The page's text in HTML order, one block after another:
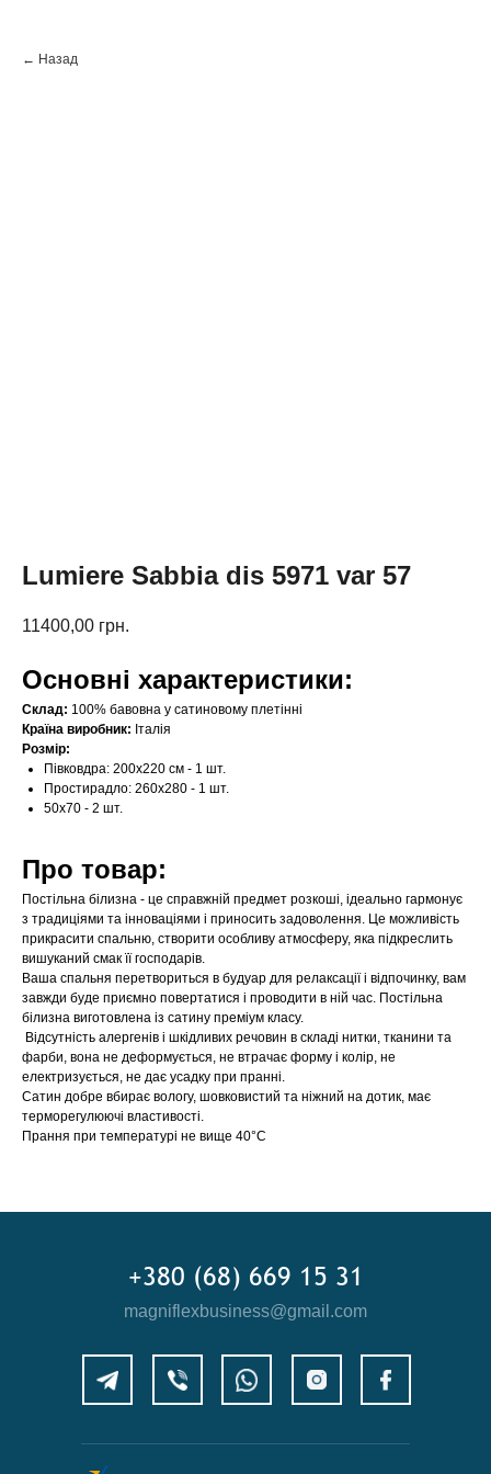
← Назад
Lumiere Sabbia dis 5971 var 57
11400,00 грн.
Основні характеристики:
Склад: 100% бавовна у сатиновому плетінні
Країна виробник: Італія
Розмір:
Півковдра: 200х220 см - 1 шт.
Простирадло: 260х280 - 1 шт.
50х70 - 2 шт.
Про товар:
Постільна білизна - це справжній предмет розкоші, ідеально гармонує
з традиціями та інноваціями і приносить задоволення. Це можливість
прикрасити спальню, створити особливу атмосферу, яка підкреслить
вишуканий смак її господарів.
Ваша спальня перетвориться в будуар для релаксації і відпочинку, вам
завжди буде приємно повертатися і проводити в ній час. Постільна
білизна виготовлена із сатину преміум класу.
Відсутність алергенів і шкідливих речовин в складі нитки, тканини та
фарби, вона не деформується, не втрачає форму і колір, не
електризується, не дає усадку при пранні.
Сатин добре вбирає вологу, шовковистий та ніжний на дотик, має
терморегулюючі властивості.
Прання при температурі не вище 40°C
+380 (68) 669 15 31
magniflexbusiness@gmail.com